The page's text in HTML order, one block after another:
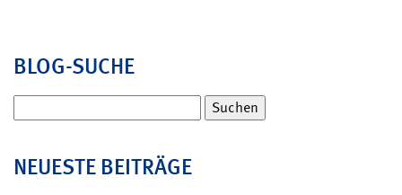
BLOG-SUCHE
nach:
NEUESTE BEITRÄGE